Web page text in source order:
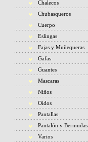
Chalecos
Chubasqueros
Cuerpo
Eslingas
Fajas y Muñequeras
Gafas
Guantes
Mascaras
Niños
Oidos
Pantallas
Pantalón y Bermudas
Varios